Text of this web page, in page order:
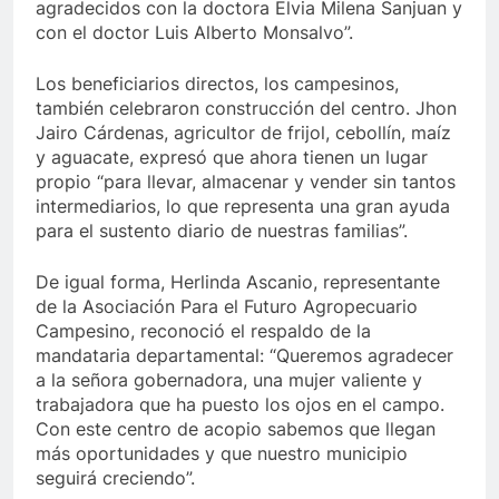
agradecidos con la doctora Elvia Milena Sanjuan y
con el doctor Luis Alberto Monsalvo”.
Los beneficiarios directos, los campesinos,
también celebraron construcción del centro. Jhon
Jairo Cárdenas, agricultor de frijol, cebollín, maíz
y aguacate, expresó que ahora tienen un lugar
propio “para llevar, almacenar y vender sin tantos
intermediarios, lo que representa una gran ayuda
para el sustento diario de nuestras familias”.
De igual forma, Herlinda Ascanio, representante
de la Asociación Para el Futuro Agropecuario
Campesino, reconoció el respaldo de la
mandataria departamental: “Queremos agradecer
a la señora gobernadora, una mujer valiente y
trabajadora que ha puesto los ojos en el campo.
Con este centro de acopio sabemos que llegan
más oportunidades y que nuestro municipio
seguirá creciendo”.